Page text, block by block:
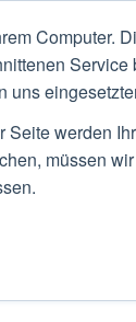
Computer.
uns
Seite werden
müssen